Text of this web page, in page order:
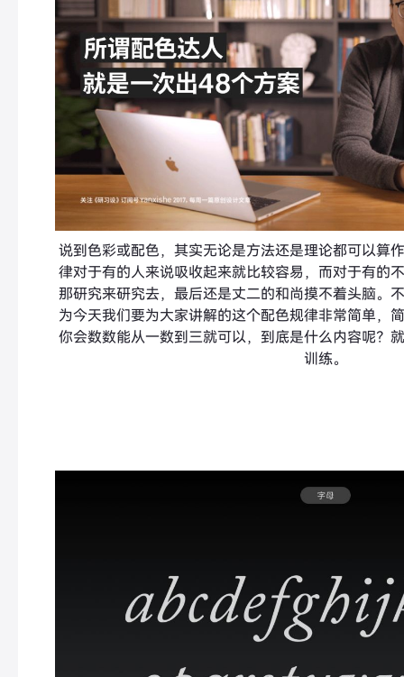
说到色彩或配色，其实无论是方法还是理论都可以算
律对于有的人来说吸收起来就比较容易，而对于有的
那研究来研究去，最后还是丈二的和尚摸不着头脑。
为今天我们要为大家讲解的这个配色规律非常简单，
你会数数能从一数到三就可以，到底是什么内容呢？
训练。